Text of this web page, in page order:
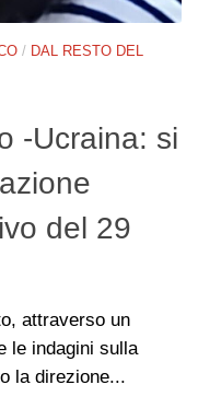
/ DAL RESTO DEL
-Ucraina: si
del 29
attraverso un
le indagini sulla
la direzione...